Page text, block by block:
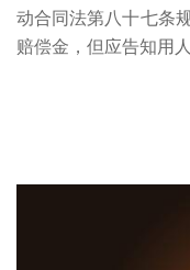
动合同法第八十七条
赔偿金，但应告知用